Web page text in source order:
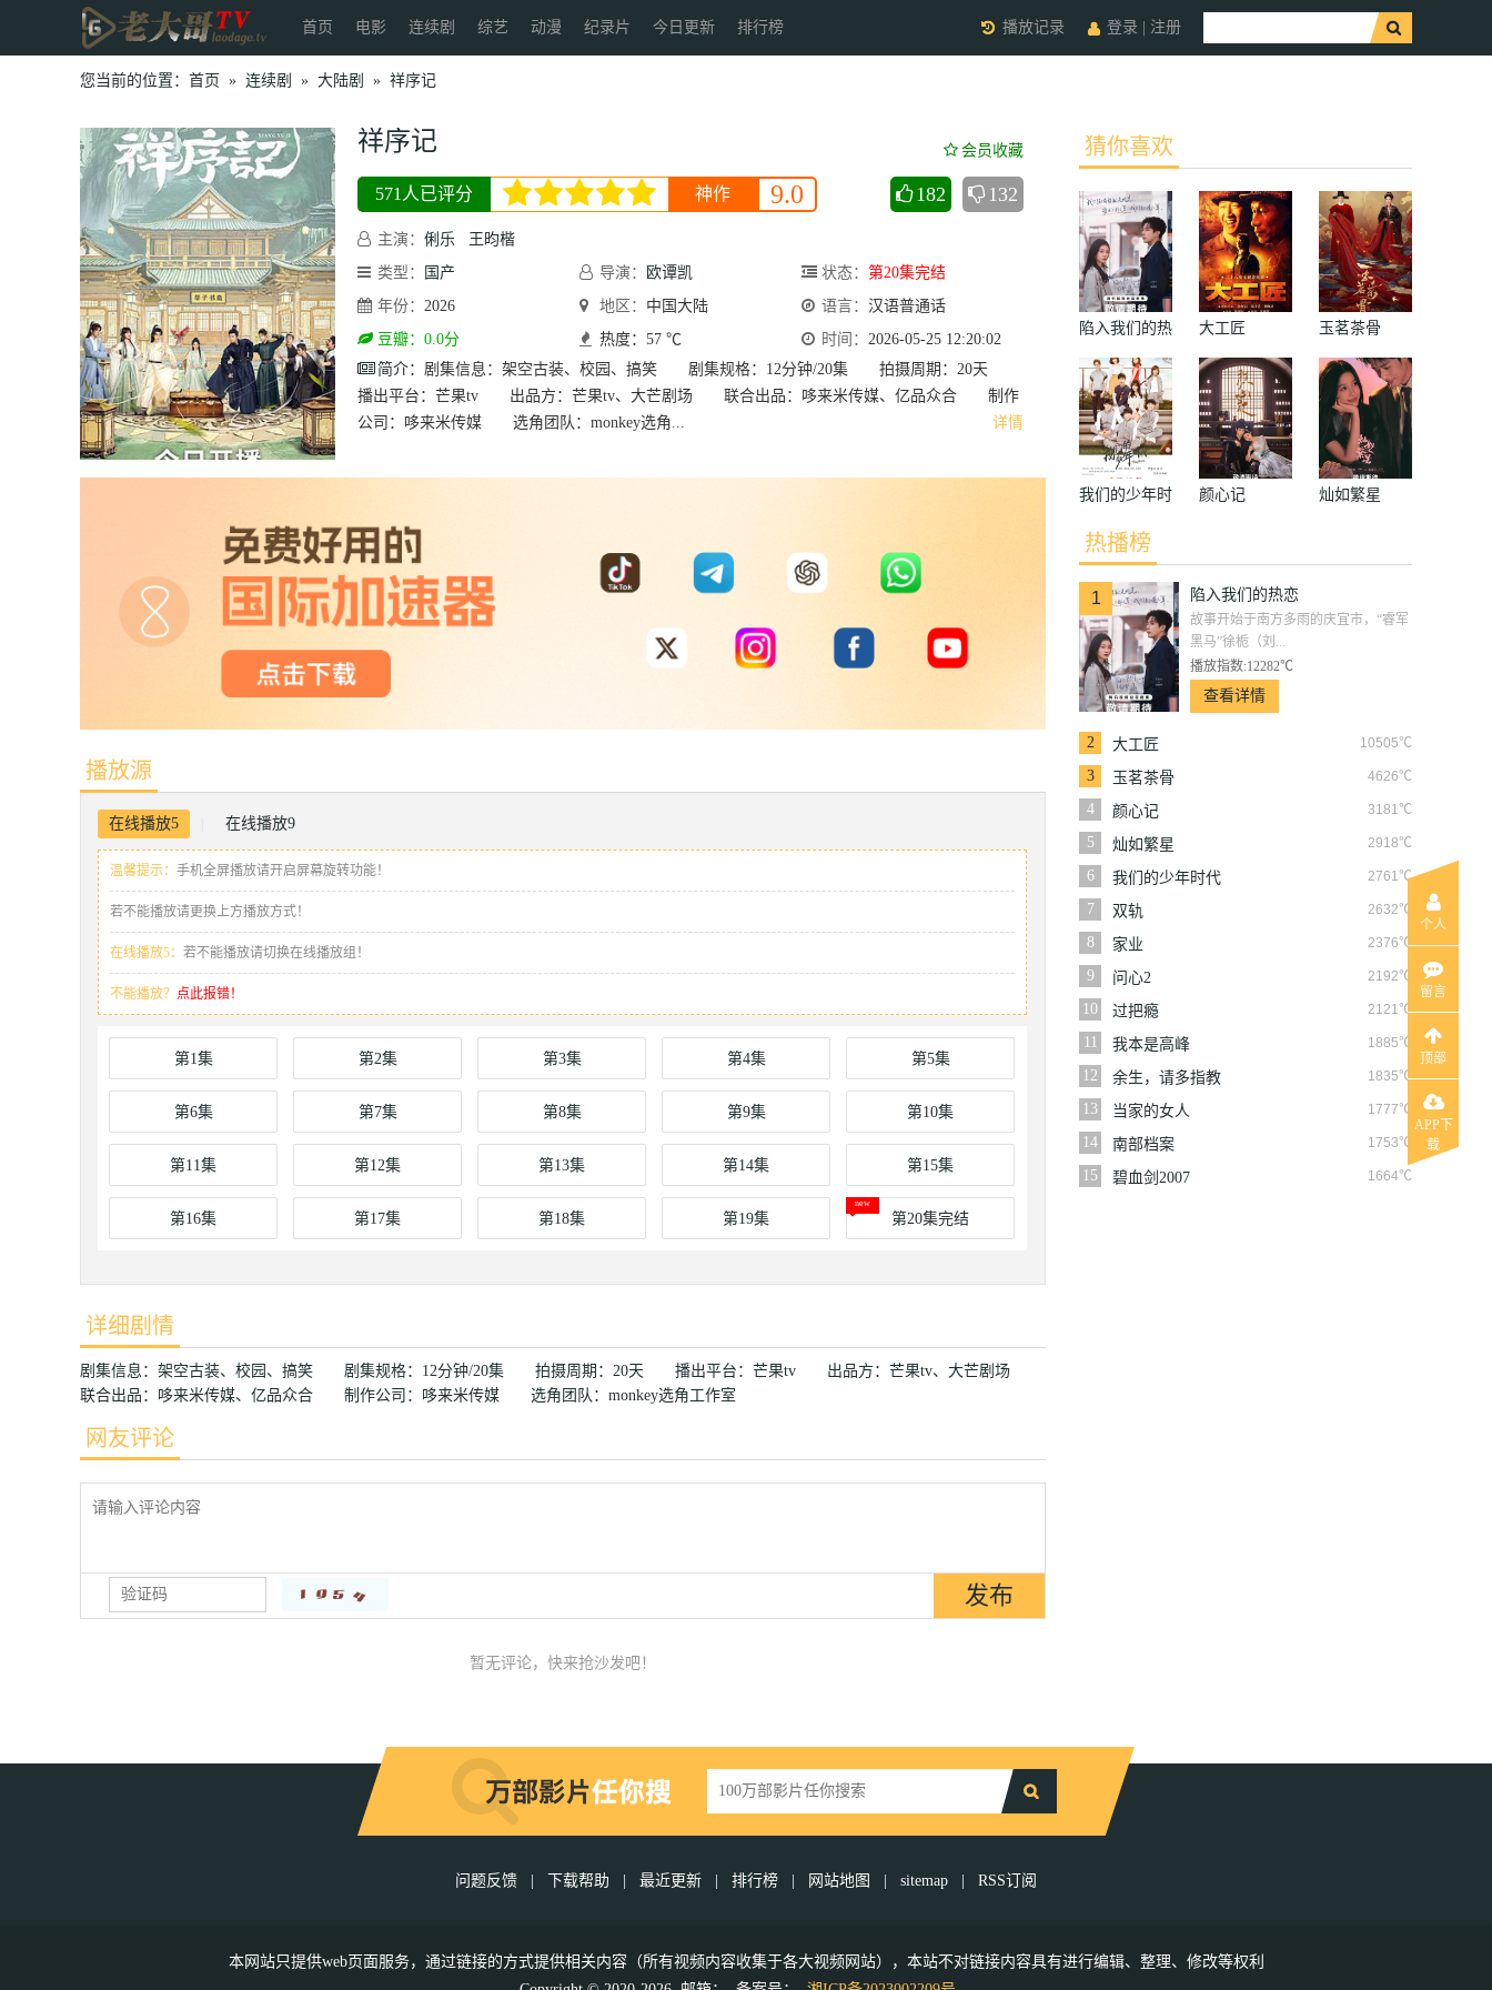
首页 电影 连续剧 综艺 动漫 纪录片 今日更新 排行榜 登录 注册
播放记录
您当前的位置： 首页 » 连续剧 » 大陆剧 » 祥序记
祥序记 会员收藏
571人已评分 神作 9.0 182 132
主演： 俐乐
王昀楷
类型：
国产 导演： 欧谭凯 状态： 第20集完结
年份： 2026 地区： 中国大陆 语言： 汉语普通话
豆瓣：0.0分
热度：57 ℃ 时间： 2026-05-25 12:20:02
简介：
详情
剧集信息：架空古装、校园、搞笑 剧集规格：12分钟/20集 拍摄周期：20天
播出平台：芒果tv 出品方：芒果tv、大芒剧场 联合出品：哆来米传媒、亿品众合 制作
公司：哆来米传媒 选角团队：monkey选角...
播放源
在线播放5 在线播放9
温馨提示： 手机全屏播放请开启屏幕旋转功能！
若不能播放请更换上方播放方式！
在线播放5： 若不能播放请切换在线播放组！
不能播放？ 点此报错！
第1集 第2集 第3集 第4集 第5集
第6集 第7集 第8集 第9集 第10集
第11集 第12集 第13集 第14集 第15集
第16集 第17集 第18集 第19集 第20集完结
详细剧情
剧集信息：架空古装、校园、搞笑 剧集规格：12分钟/20集 拍摄周期：20天 播出平台：芒果tv 出品方：芒果tv、大芒剧场
联合出品：哆来米传媒、亿品众合 制作公司：哆来米传媒 选角团队：monkey选角工作室
网友评论
暂无评论，快来抢沙发吧！
猜你喜欢
陷入我们的热
恋
大工匠 玉茗茶骨
我们的少年时
代
颜心记 灿如繁星
热播榜
1 陷入我们的热恋
故事开始于南方多雨的庆宜市，“睿军
黑马”徐栀（刘...
播放指数:12282℃
查看详情
2 10505℃
大工匠
3
4626℃
玉茗茶骨
4
3181℃
颜心记
5
2918℃
灿如繁星
6
2761℃
我们的少年时代
7
2632℃
双轨
8
2376℃
家业
9
2192℃
问心2
10
2121℃
过把瘾
11
1885℃
我本是高峰
12
1835℃
余生，请多指教
13
1777℃
当家的女人
14
1753℃
南部档案
15
1664℃
碧血剑2007
问题反馈 | 下载帮助 | 最近更新 | 排行榜 | 网站地图 | sitemap | RSS订阅
本网站只提供web页面服务，通过链接的方式提供相关内容（所有视频内容收集于各大视频网站），本站不对链接内容具有进行编辑、整理、修改等权利
个人
留言
顶部
APP下
载